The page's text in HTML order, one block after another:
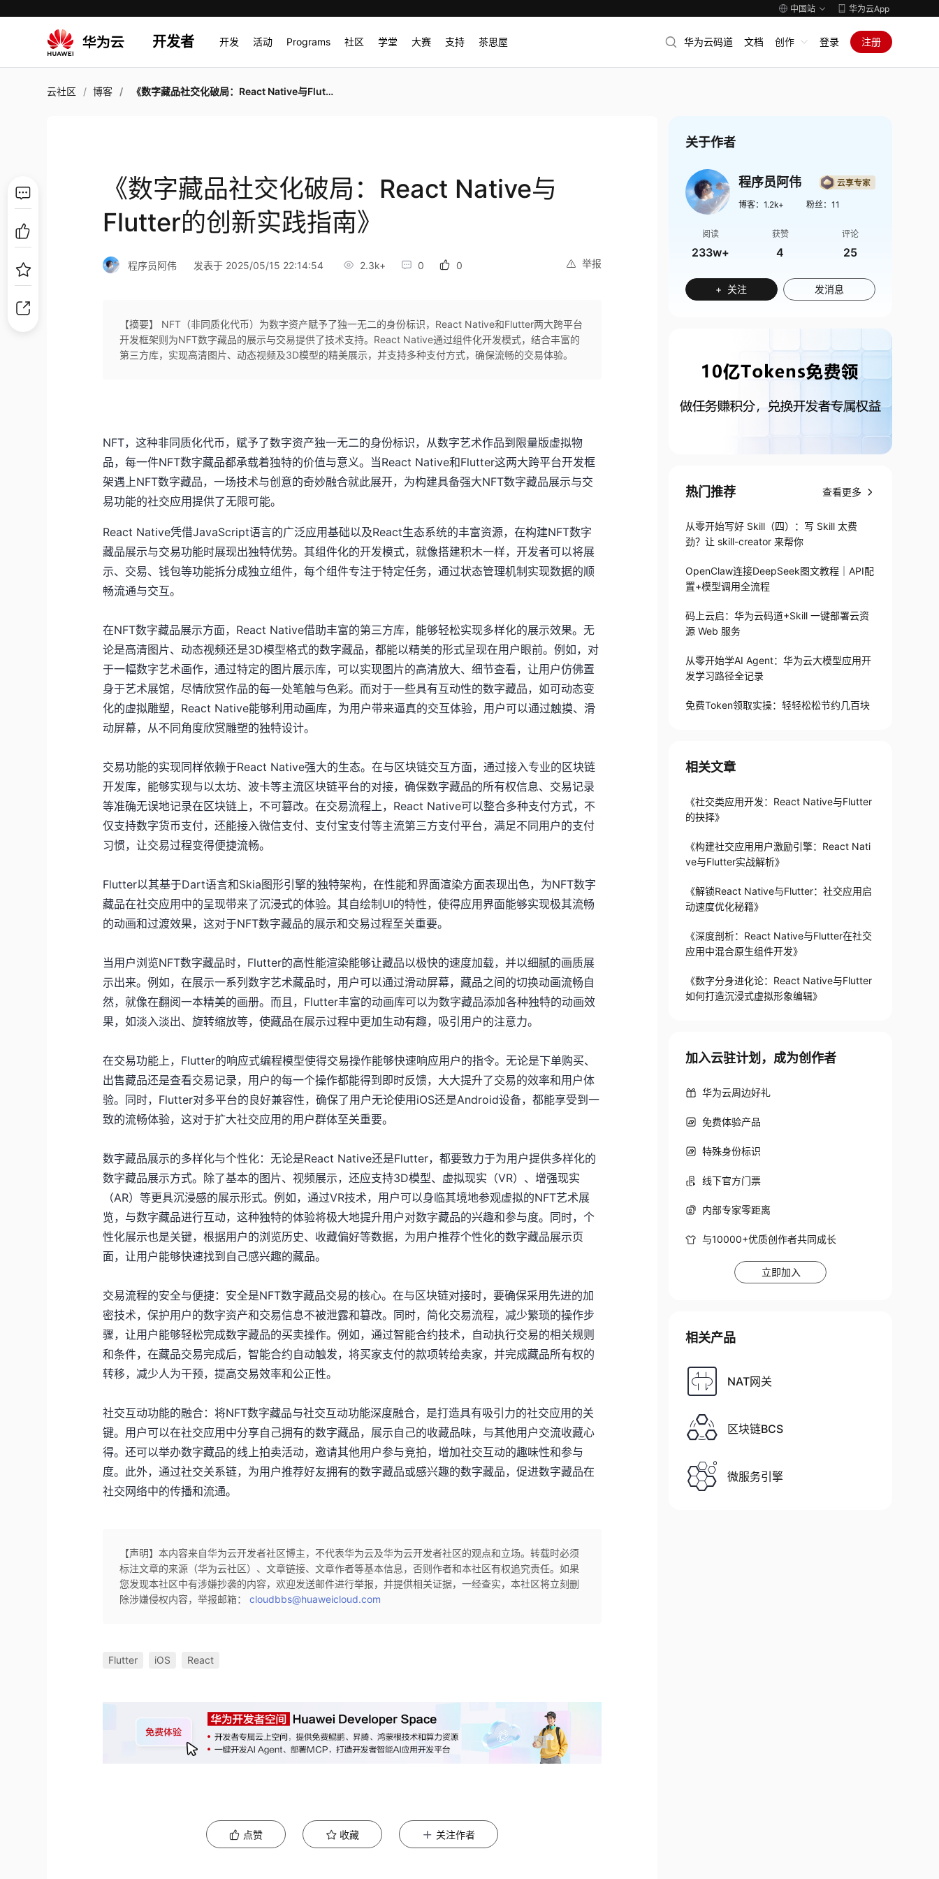
中国站 华为云App
开发者 开发 活动 Programs 社区 学堂 大赛 支持 茶思屋 华为云码道 文档 创作 登录 注册
云社区 博客 《数字藏品社交化破局：React Native与Flutter的创新实践指南》
《数字藏品社交化破局：React Native与
Flutter的创新实践指南》
举报
程序员阿伟 发表于 2025/05/15 22:14:54 2.3k+ 0 0
【摘要】 NFT（非同质化代币）为数字资产赋予了独一无二的身份标识，React Native和Flutter两大跨平台
开发框架则为NFT数字藏品的展示与交易提供了技术支持。React Native通过组件化开发模式，结合丰富的
第三方库，实现高清图片、动态视频及3D模型的精美展示，并支持多种支付方式，确保流畅的交易体验。
NFT，这种非同质化代币，赋予了数字资产独一无二的身份标识，从数字艺术作品到限量版虚拟物
品，每一件NFT数字藏品都承载着独特的价值与意义。当React Native和Flutter这两大跨平台开发框
架遇上NFT数字藏品，一场技术与创意的奇妙融合就此展开，为构建具备强大NFT数字藏品展示与交
易功能的社交应用提供了无限可能。
React Native凭借JavaScript语言的广泛应用基础以及React生态系统的丰富资源，在构建NFT数字
藏品展示与交易功能时展现出独特优势。其组件化的开发模式，就像搭建积木一样，开发者可以将展
示、交易、钱包等功能拆分成独立组件，每个组件专注于特定任务，通过状态管理机制实现数据的顺
畅流通与交互。
在NFT数字藏品展示方面，React Native借助丰富的第三方库，能够轻松实现多样化的展示效果。无
论是高清图片、动态视频还是3D模型格式的数字藏品，都能以精美的形式呈现在用户眼前。例如，对
于一幅数字艺术画作，通过特定的图片展示库，可以实现图片的高清放大、细节查看，让用户仿佛置
身于艺术展馆，尽情欣赏作品的每一处笔触与色彩。而对于一些具有互动性的数字藏品，如可动态变
化的虚拟雕塑，React Native能够利用动画库，为用户带来逼真的交互体验，用户可以通过触摸、滑
动屏幕，从不同角度欣赏雕塑的独特设计。
交易功能的实现同样依赖于React Native强大的生态。在与区块链交互方面，通过接入专业的区块链
开发库，能够实现与以太坊、波卡等主流区块链平台的对接，确保数字藏品的所有权信息、交易记录
等准确无误地记录在区块链上，不可篡改。在交易流程上，React Native可以整合多种支付方式，不
仅支持数字货币支付，还能接入微信支付、支付宝支付等主流第三方支付平台，满足不同用户的支付
习惯，让交易过程变得便捷流畅。
Flutter以其基于Dart语言和Skia图形引擎的独特架构，在性能和界面渲染方面表现出色，为NFT数字
藏品在社交应用中的呈现带来了沉浸式的体验。其自绘制UI的特性，使得应用界面能够实现极其流畅
的动画和过渡效果，这对于NFT数字藏品的展示和交易过程至关重要。
当用户浏览NFT数字藏品时，Flutter的高性能渲染能够让藏品以极快的速度加载，并以细腻的画质展
示出来。例如，在展示一系列数字艺术藏品时，用户可以通过滑动屏幕，藏品之间的切换动画流畅自
然，就像在翻阅一本精美的画册。而且，Flutter丰富的动画库可以为数字藏品添加各种独特的动画效
果，如淡入淡出、旋转缩放等，使藏品在展示过程中更加生动有趣，吸引用户的注意力。
在交易功能上，Flutter的响应式编程模型使得交易操作能够快速响应用户的指令。无论是下单购买、
出售藏品还是查看交易记录，用户的每一个操作都能得到即时反馈，大大提升了交易的效率和用户体
验。同时，Flutter对多平台的良好兼容性，确保了用户无论使用iOS还是Android设备，都能享受到一
致的流畅体验，这对于扩大社交应用的用户群体至关重要。
数字藏品展示的多样化与个性化：无论是React Native还是Flutter，都要致力于为用户提供多样化的
数字藏品展示方式。除了基本的图片、视频展示，还应支持3D模型、虚拟现实（VR）、增强现实
（AR）等更具沉浸感的展示形式。例如，通过VR技术，用户可以身临其境地参观虚拟的NFT艺术展
览，与数字藏品进行互动，这种独特的体验将极大地提升用户对数字藏品的兴趣和参与度。同时，个
性化展示也是关键，根据用户的浏览历史、收藏偏好等数据，为用户推荐个性化的数字藏品展示页
面，让用户能够快速找到自己感兴趣的藏品。
交易流程的安全与便捷：安全是NFT数字藏品交易的核心。在与区块链对接时，要确保采用先进的加
密技术，保护用户的数字资产和交易信息不被泄露和篡改。同时，简化交易流程，减少繁琐的操作步
骤，让用户能够轻松完成数字藏品的买卖操作。例如，通过智能合约技术，自动执行交易的相关规则
和条件，在藏品交易完成后，智能合约自动触发，将买家支付的款项转给卖家，并完成藏品所有权的
转移，减少人为干预，提高交易效率和公正性。
社交互动功能的融合：将NFT数字藏品与社交互动功能深度融合，是打造具有吸引力的社交应用的关
键。用户可以在社交应用中分享自己拥有的数字藏品，展示自己的收藏品味，与其他用户交流收藏心
得。还可以举办数字藏品的线上拍卖活动，邀请其他用户参与竞拍，增加社交互动的趣味性和参与
度。此外，通过社交关系链，为用户推荐好友拥有的数字藏品或感兴趣的数字藏品，促进数字藏品在
社交网络中的传播和流通。
【声明】本内容来自华为云开发者社区博主，不代表华为云及华为云开发者社区的观点和立场。转载时必须
标注文章的来源（华为云社区）、文章链接、文章作者等基本信息，否则作者和本社区有权追究责任。如果
您发现本社区中有涉嫌抄袭的内容，欢迎发送邮件进行举报，并提供相关证据，一经查实，本社区将立刻删
除涉嫌侵权内容，举报邮箱：cloudbbs@huaweicloud.com
Flutter iOS React
点赞 收藏 关注作者
关于作者
程序员阿伟
博客： 1.2k+ 粉丝： 11
阅读
233w+
获赞
4
评论
25
+ 关注 发消息
热门推荐 查看更多
从零开始写好 Skill（四）：写 Skill 太费
劲？让 skill-creator 来帮你
OpenClaw连接DeepSeek图文教程｜API配
置+模型调用全流程
码上云启：华为云码道+Skill 一键部署云资
源 Web 服务
从零开始学AI Agent：华为云大模型应用开
发学习路径全记录
免费Token领取实操：轻轻松松节约几百块
相关文章
《社交类应用开发：React Native与Flutter
的抉择》
《构建社交应用用户激励引擎：React Nati
ve与Flutter实战解析》
《解锁React Native与Flutter：社交应用启
动速度优化秘籍》
《深度剖析：React Native与Flutter在社交
应用中混合原生组件开发》
《数字分身进化论：React Native与Flutter
如何打造沉浸式虚拟形象编辑》
加入云驻计划，成为创作者
华为云周边好礼
免费体验产品
特殊身份标识
线下官方门票
内部专家零距离
与10000+优质创作者共同成长
立即加入
相关产品
NAT网关
区块链BCS
微服务引擎